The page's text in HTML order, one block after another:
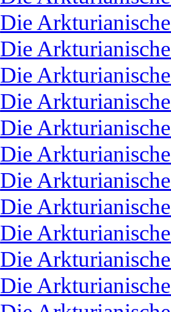
Die
Die
Die
Die
Die
Die
Die
Die
Die
Die
Die